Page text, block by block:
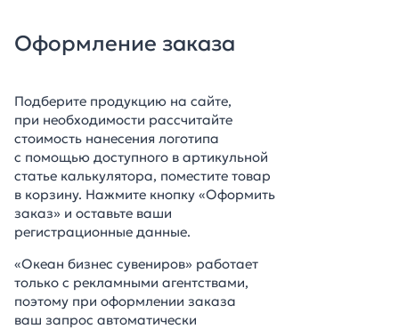
Оформление заказа
Подберите продукцию на сайте,
при необходимости рассчитайте
стоимость нанесения логотипа
с помощью доступного в артикульной
статье калькулятора, поместите товар
в корзину. Нажмите кнопку «Оформить
заказ» и оставьте ваши
регистрационные данные.
«Океан бизнес сувениров» работает
только с рекламными агентствами,
поэтому при оформлении заказа
ваш запрос автоматически